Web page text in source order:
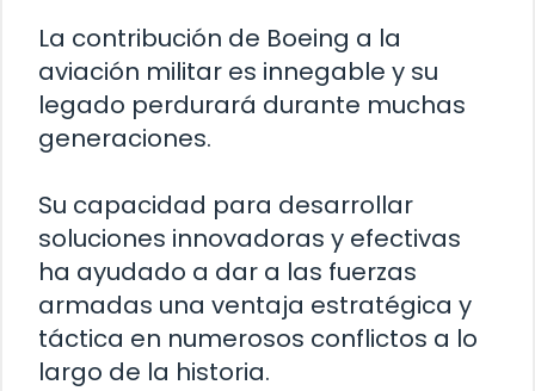
La contribución de Boeing a la
aviación militar es innegable y su
legado perdurará durante muchas
generaciones.
Su capacidad para desarrollar
soluciones innovadoras y efectivas
ha ayudado a dar a las fuerzas
armadas una ventaja estratégica y
táctica en numerosos conflictos a lo
largo de la historia.